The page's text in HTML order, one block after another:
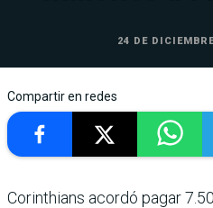
24 DE
Compartir en redes
Corinthians acordó pagar